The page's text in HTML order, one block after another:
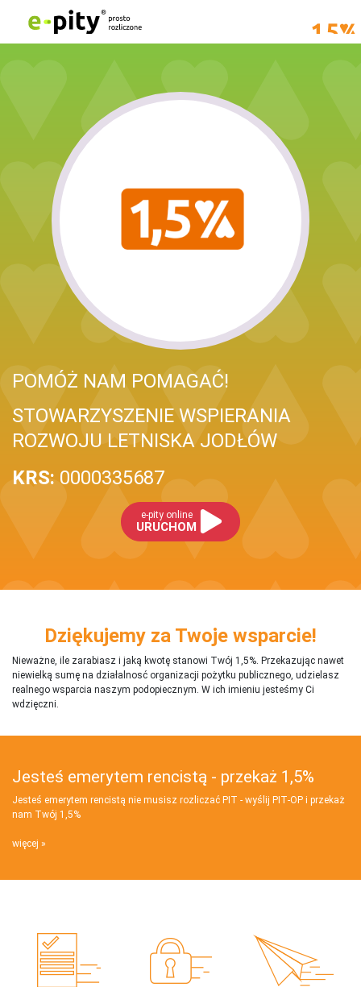
POMÓŻ NAM POMAGAĆ!
STOWARZYSZENIE WSPIERANIA
ROZWOJU LETNISKA JODŁÓW
KRS: 0000335687
e-pity online
URUCHOM
Dziękujemy za Twoje wsparcie!
Nieważne, ile zarabiasz i jaką kwotę stanowi Twój 1,5%. Przekazując nawet
niewielką sumę na działalnosć organizacji pożytku publicznego, udzielasz
realnego wsparcia naszym podopiecznym. W ich imieniu jesteśmy Ci
wdzięczni.
Jesteś emerytem rencistą - przekaż 1,5%
Jesteś emerytem rencistą nie musisz rozliczać PIT - wyślij PIT‑OP i przekaż
nam Twój 1,5%
więcej